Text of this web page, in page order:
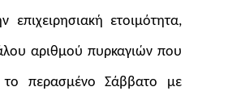
επιχειρησιακή ετοιμότητα,
αριθμού πυρκαγιών που
περασμένο Σάββατο με